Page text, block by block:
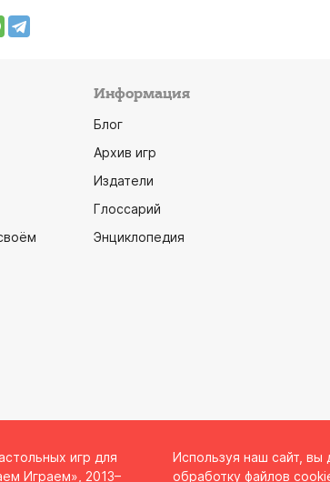
Информация
Блог
Архив игр
Издатели
Глоссарий
Энциклопедия
игр для
Играем», 2013–
Используя наш сайт, вы
обработку файлов